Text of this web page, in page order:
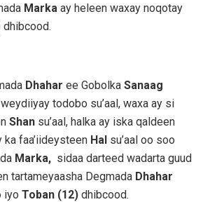
Marka ay heleen waxay noqotay
dhibcood.
Dhahar ee Gobolka Sanaag
todobo su’aal, waxa ay si
Shan su’aal, halka ay iska qaldeen
ka faa’iideysteen Hal su’aal oo soo
Marka, sidaa darteed wadarta guud
tartameyaasha Degmada Dhahar
iyo Toban (12) dhibcood.